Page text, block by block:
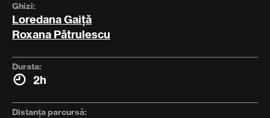
Ghizi:
Loredana Gaiță
Roxana Pătrulescu
Durata:
2h
Distanța parcursă: